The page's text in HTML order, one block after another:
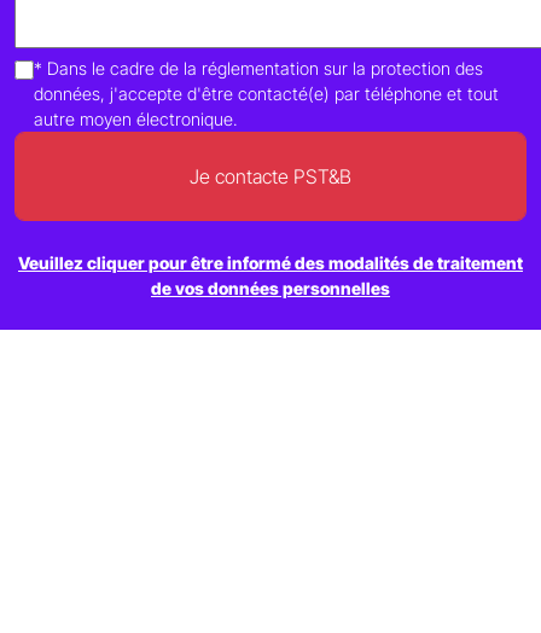
* Dans le cadre de la réglementation sur la protection des
données, j'accepte d'être contacté(e) par téléphone et tout
autre moyen électronique.
Veuillez cliquer pour être informé des modalités de traitement
de vos données personnelles